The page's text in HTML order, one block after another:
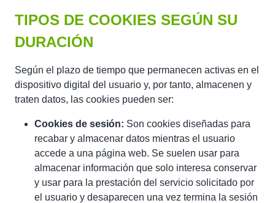
TIPOS DE COOKIES SEGÚN SU
DURACIÓN
Según el plazo de tiempo que permanecen activas en el
dispositivo digital del usuario y, por tanto, almacenen y
traten datos, las cookies pueden ser:
Cookies de sesión: Son cookies diseñadas para
recabar y almacenar datos mientras el usuario
accede a una página web. Se suelen usar para
almacenar información que solo interesa conservar
y usar para la prestación del servicio solicitado por
el usuario y desaparecen una vez termina la sesión